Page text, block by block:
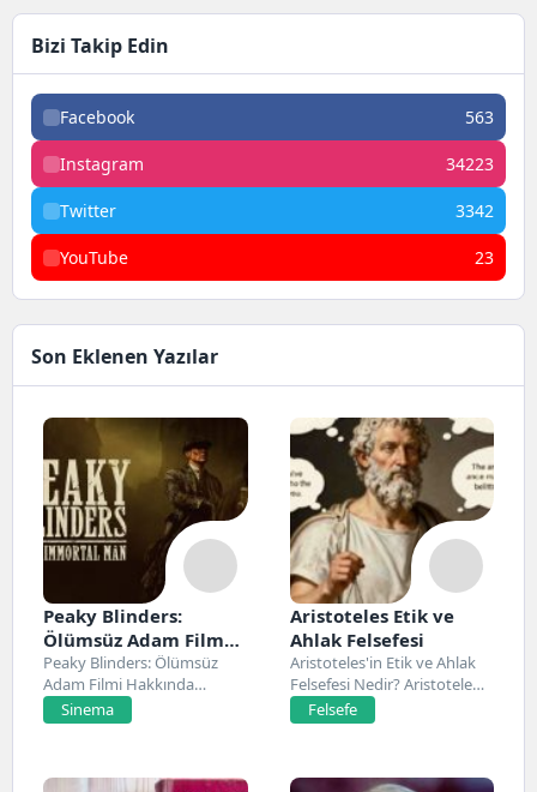
Bizi Takip Edin
Facebook 563
Instagram 34223
Twitter 3342
YouTube 23
Son Eklenen Yazılar
Peaky Blinders:
Ölümsüz Adam Film
Konusu, Oyuncuları
ve İnceleme
Peaky Blinders: Ölümsüz
Adam Filmi Hakkında
Netflix’te 20 Mart 2026...
Sinema
Aristoteles Etik ve
Ahlak Felsefesi
Aristoteles'in Etik ve Ahlak
Felsefesi Nedir? Aristoteles,
Antik Yunan felsefesinin...
Felsefe